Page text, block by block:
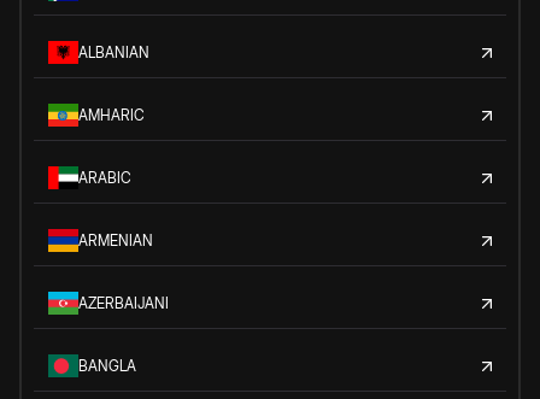
ALBANIAN
AMHARIC
ARABIC
ARMENIAN
AZERBAIJANI
BANGLA